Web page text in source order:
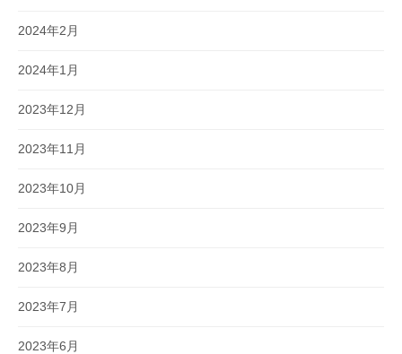
2024年2月
2024年1月
2023年12月
2023年11月
2023年10月
2023年9月
2023年8月
2023年7月
2023年6月